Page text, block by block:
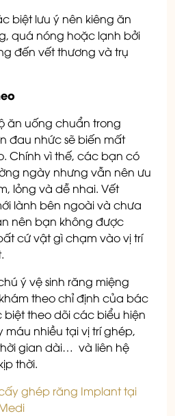
biệt lưu ý nên kiêng ăn
quá nóng hoặc lạnh bởi
đến vết thương và trụ
ăn uống chuẩn trong
đau nhức sẽ biến mất
Chính vì thế, các bạn có
ngày nhưng vẫn nên ưu
lỏng và dễ nhai. Vết
lành bên ngoài và chưa
nên bạn không được
cứ vật gì chạm vào vị trí
ý vệ sinh răng miệng
theo chỉ định của bác
biệt theo dõi các biểu hiện
nhiều tại vị trí ghép,
gian dài… và liên hệ
thời.
ghép răng Implant tại